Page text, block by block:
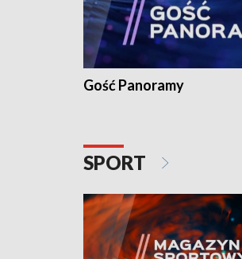
Gość Panoramy
SPORT